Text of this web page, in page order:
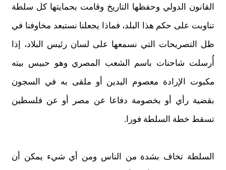
القانون الدولي وحفظها التاريخ وقامت بحمايتها كل سلطة
تناوبت على حكم هذا البلد، فماذا يجعلنا نستبعد مخاوفنا في
ظل التصريحات التي نسمعها على لسان رئيس البلاد، إذا
أُرسلت شاحنات باسم الشعب المصري وهو حبيس بيته
مكبوت الإرادة معصوم اليدين أو ملقى به في السجون
بقضية رأي أو بخصومة دفاعا عن مصر أو عن فلسطين
تسقط خطة السلطة فورا.
السلطة تخاف بشدة من الناس ومن أي شيء يمكن أن